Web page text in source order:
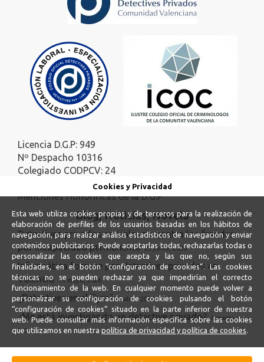
Cookies y Privacidad
Esta web utiliza cookies propias y de terceros para la realización de
elaboración de perfiles de los usuarios basadas en los hábitos de
navegación, para realizar análisis estadísticos de navegación y enviar
contenidos publicitarios. Puede aceptarlas todas, rechazarlas todas o
personalizar las cookies que acepta y las que no, según sus
finalidades, en el botón “configuración de cookies”. Las cookies
técnicas no se pueden rechazar ya que impedirían el correcto
funcionamiento de la web. En cualquier momento puede volver a
personalizar su configuración de cookies pulsando el botón
“configuración de cookies” situado en la parte inferior de nuestra
web. Puede consultar más información específica sobre las cookies
que utilizamos en nuestra política de privacidad y política de cookies.
Licencia D.G.P: 949
Nº Despacho 10316
Colegiado CODPCV: 24
Colegiado ICOC: 140
Menciones Honoríficas de la D.G.P
Blog, Noticias, Novela
Detectives privados en Valencia contra los fraudes
por incapacidad permanente 23 junio, 2026
Informática forense por detectives privados en
Valencia
19 mayo, 2026
¿Detectives en el Gym? 5 abril, 2026
¿Me está investigando un detective privado?
6 marzo,
2026